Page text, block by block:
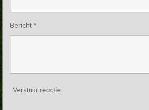
Bericht *
Verstuur reactie